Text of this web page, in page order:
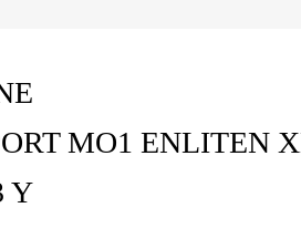
MO1 ENLITEN
Y